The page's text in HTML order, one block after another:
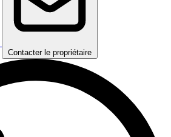
Contacter le propriétaire